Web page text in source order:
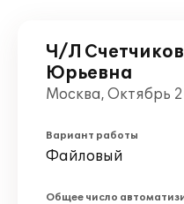
Ч/Л
Юрьевна
Москва, Октябрь
Вариант работы
Файловый
Общее число